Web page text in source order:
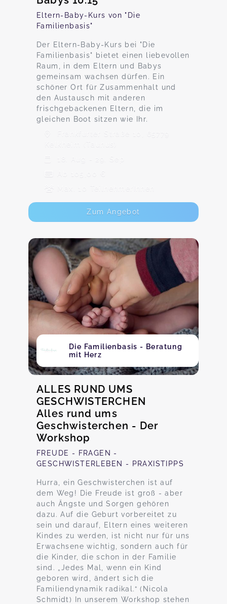
Eltern-Baby-Kurs von "Die
Familienbasis"
Der Eltern-Baby-Kurs bei "Die
Familienbasis" bietet einen liebevollen
Raum, in dem Eltern und Babys
gemeinsam wachsen dürfen. Ein
schöner Ort für Zusammenhalt und
den Austausch mit anderen
frischgebackenen Eltern, die im
gleichen Boot sitzen wie Ihr.
Frankfurter Straße 10, 65779
Kelkheim (Taunus)
18. Aug - 29. Sep
Ab 105,00 €
Max. 10 TeilnehmerInnen
Zum Angebot
Die Familienbasis - Beratung
mit Herz
ALLES RUND UMS
GESCHWISTERCHEN
Alles rund ums
Geschwisterchen - Der
Workshop
FREUDE - FRAGEN -
GESCHWISTERLEBEN - PRAXISTIPPS
Hurra, ein Geschwisterchen ist auf
dem Weg! Die Freude ist groß - aber
auch Ängste und Sorgen gehören
dazu. Auf die Geburt vorbereitet zu
sein und darauf, Eltern eines weiteren
Kindes zu werden, ist nicht nur für uns
Erwachsene wichtig, sondern auch für
die Kinder, die schon in der Familie
sind. „Jedes Mal, wenn ein Kind
geboren wird, ändert sich die
Familiendynamik radikal.“ (Nicola
Schmidt) In unserem Workshop stehen